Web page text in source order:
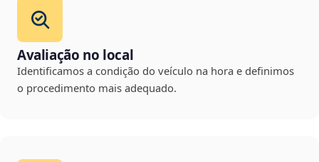
Avaliação no local
Identificamos a condição do veículo na hora e definimos
o procedimento mais adequado.